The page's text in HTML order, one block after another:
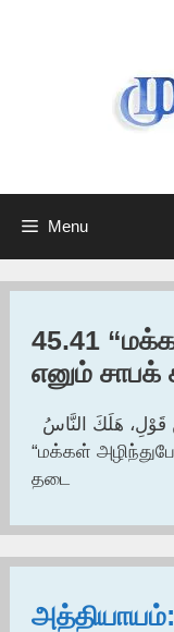
Menu
45.41
எனும் சாபக்
هَلَكَ النَّاسُ
“மக்கள்
தடை